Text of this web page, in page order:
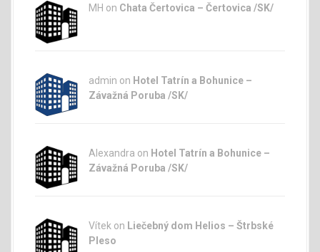
MH on Chata Čertovica – Čertovica /SK/
admin on Hotel Tatrín a Bohunice –
Závažná Poruba /SK/
Alexandra on Hotel Tatrín a Bohunice –
Závažná Poruba /SK/
Vítek on Liečebný dom Helios – Štrbské
Pleso